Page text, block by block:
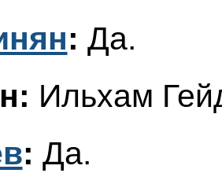
: Да.
Ильхам
: Да.